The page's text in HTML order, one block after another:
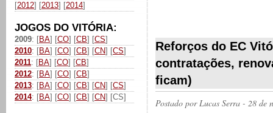
[2012] [2013] [2014]
JOGOS DO VITÓRIA:
2009: [BA] [CO] [CB] [CS]
2010: [BA] [CO] [CB] [CN] [CS]
2011: [BA] [CO] [CB]
2012: [BA] [CO] [CB]
2013: [BA] [CO] [CB] [CN] [CS]
2014: [BA] [CO] [CB] [CN] [CS]
Reforços do EC
contratações,
ficam)
Postado porLucas Serra - 28 de